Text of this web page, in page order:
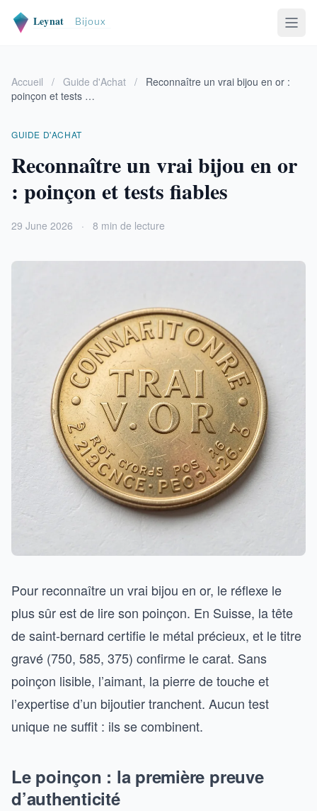
Accueil / Guide d'Achat /
Reconnaître un vrai bijou en or :
poinçon et tests …
GUIDE D'ACHAT
Reconnaître un vrai bijou en or
: poinçon et tests fiables
29 June 2026 · 8 min de lecture
Pour reconnaître un vrai bijou en or, le réflexe le
plus sûr est de lire son poinçon. En Suisse, la tête
de saint-bernard certifie le métal précieux, et le titre
gravé (750, 585, 375) confirme le carat. Sans
poinçon lisible, l’aimant, la pierre de touche et
l’expertise d’un bijoutier tranchent. Aucun test
unique ne suffit : ils se combinent.
Le poinçon : la première preuve
d’authenticité